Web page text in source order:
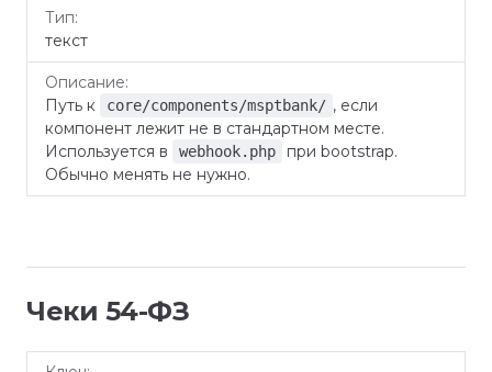
текст
Путь к core/components/msptbank/ , если
компонент лежит не в стандартном месте.
Используется в
webhook.php
при bootstrap.
Обычно менять не нужно.
Чеки 54-ФЗ